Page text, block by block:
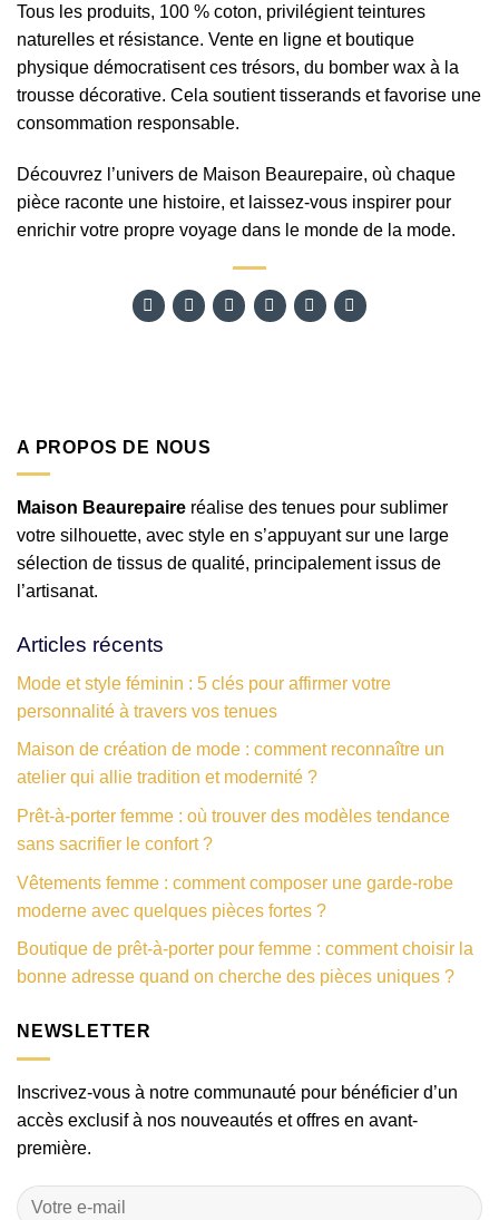
Tous les produits, 100 % coton, privilégient teintures
naturelles et résistance. Vente en ligne et boutique
physique démocratisent ces trésors, du bomber wax à la
trousse décorative. Cela soutient tisserands et favorise une
consommation responsable.
Découvrez l’univers de Maison Beaurepaire, où chaque
pièce raconte une histoire, et laissez-vous inspirer pour
enrichir votre propre voyage dans le monde de la mode.
A PROPOS DE NOUS
Maison Beaurepaire réalise des tenues pour sublimer
votre silhouette, avec style en s’appuyant sur une large
sélection de tissus de qualité, principalement issus de
l’artisanat.
Articles récents
Mode et style féminin : 5 clés pour affirmer votre
personnalité à travers vos tenues
Maison de création de mode : comment reconnaître un
atelier qui allie tradition et modernité ?
Prêt-à-porter femme : où trouver des modèles tendance
sans sacrifier le confort ?
Vêtements femme : comment composer une garde-robe
moderne avec quelques pièces fortes ?
Boutique de prêt-à-porter pour femme : comment choisir la
bonne adresse quand on cherche des pièces uniques ?
NEWSLETTER
Inscrivez-vous à notre communauté pour bénéficier d’un
accès exclusif à nos nouveautés et offres en avant-
première.